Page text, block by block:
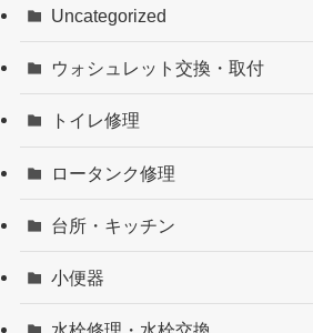
Uncategorized
ウォシュレット交換・取付
トイレ修理
ロータンク修理
台所・キッチン
小便器